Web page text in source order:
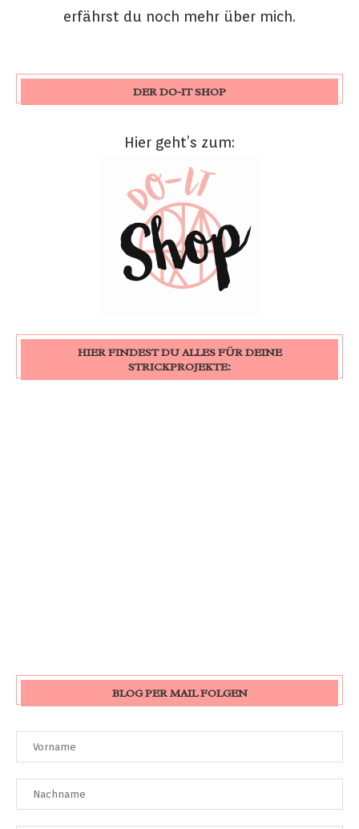
erfährst du noch mehr über mich.
DER DO-IT SHOP
Hier geht’s zum:
HIER FINDEST DU ALLES FÜR DEINE
STRICKPROJEKTE:
BLOG PER MAIL FOLGEN